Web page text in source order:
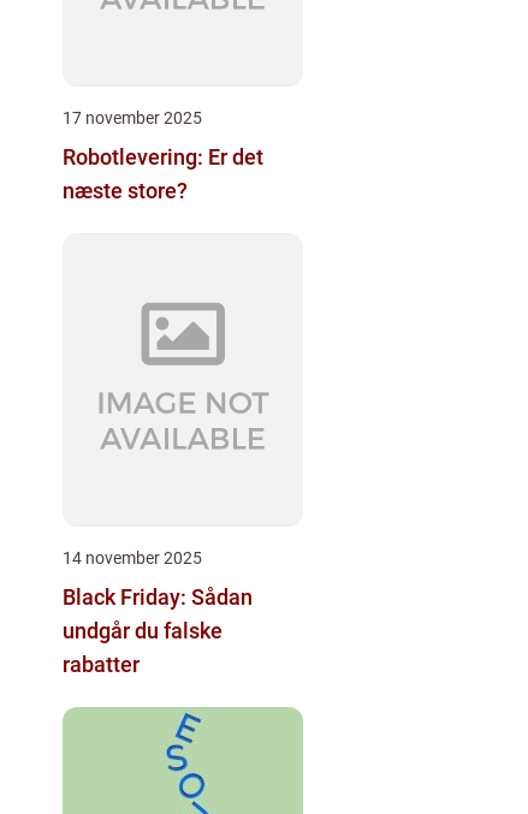
17 november 2025
Robotlevering: Er det
næste store?
14 november 2025
Black Friday: Sådan
undgår du falske
rabatter